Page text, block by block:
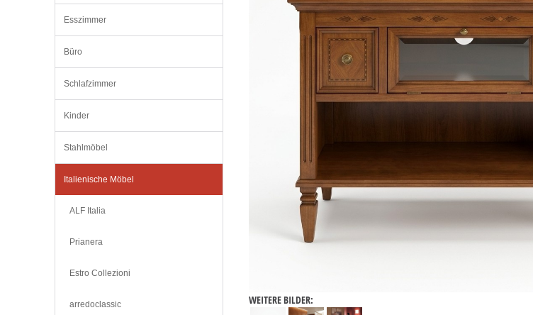
WEITERE BILDER:
Esszimmer
Büro
Schlafzimmer
Kinder
Stahlmöbel
Italienische Möbel
ALF Italia
Prianera
Estro Collezioni
arredoclassic